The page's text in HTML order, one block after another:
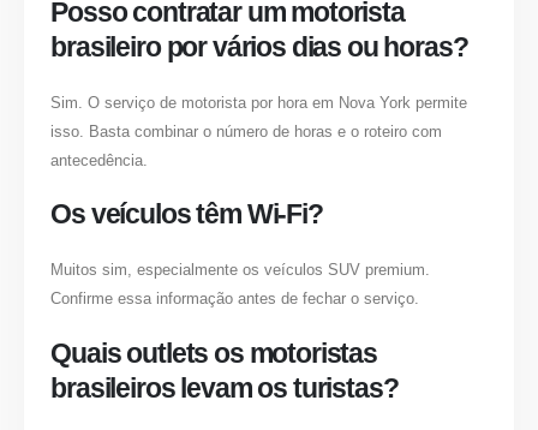
Posso contratar um motorista
brasileiro por vários dias ou horas?
Sim. O serviço de motorista por hora em Nova York permite
isso. Basta combinar o número de horas e o roteiro com
antecedência.
Os veículos têm Wi-Fi?
Muitos sim, especialmente os veículos SUV premium.
Confirme essa informação antes de fechar o serviço.
Quais outlets os motoristas
brasileiros levam os turistas?